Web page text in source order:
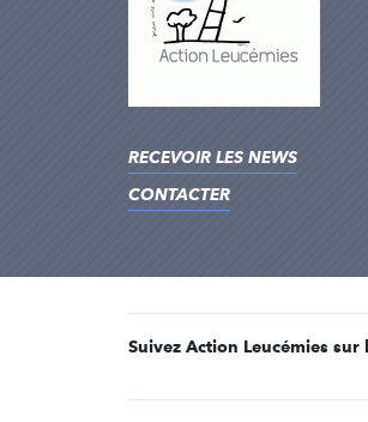
RECEVOIR LES NEWS
CONTACTER
Suivez Action Leucémies sur